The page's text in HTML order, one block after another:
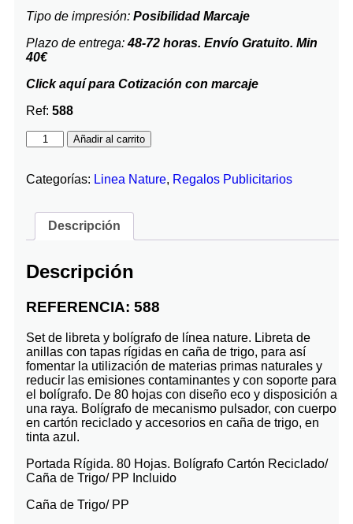
Tipo de impresión: Posibilidad Marcaje
Plazo de entrega:48-72 horas. Envío Gratuito. Min
40€
Click aquí para Cotización con marcaje
Ref: 588
Añadir al carrito
Categorías: Linea Nature, Regalos Publicitarios
Descripción
Descripción
REFERENCIA: 588
Set de libreta y bolígrafo de línea nature. Libreta de
anillas con tapas rígidas en caña de trigo, para así
fomentar la utilización de materias primas naturales y
reducir las emisiones contaminantes y con soporte para
el bolígrafo. De 80 hojas con diseño eco y disposición a
una raya. Bolígrafo de mecanismo pulsador, con cuerpo
en cartón reciclado y accesorios en caña de trigo, en
tinta azul.
Portada Rígida. 80 Hojas. Bolígrafo Cartón Reciclado/
Caña de Trigo/ PP Incluido
Caña de Trigo/ PP